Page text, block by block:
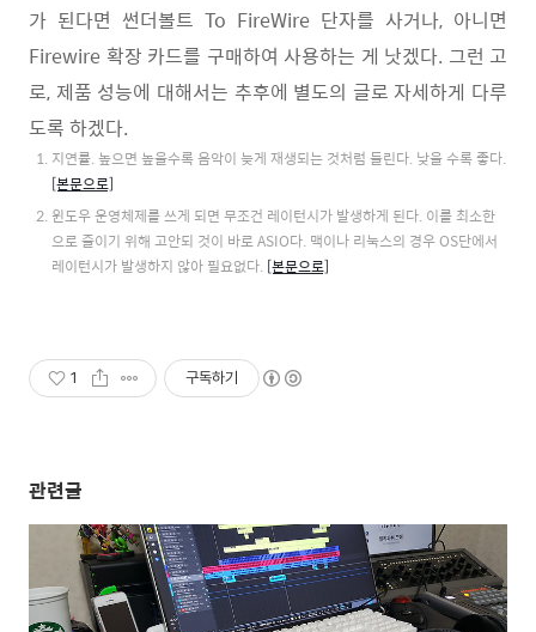
가 된다면 썬더볼트 To FireWire 단자를 사거나, 아니면
Firewire 확장 카드를 구매하여 사용하는 게 낫겠다. 그런 고
로, 제품 성능에 대해서는 추후에 별도의 글로 자세하게 다루
도록 하겠다.
지연률. 높으면 높을수록 음악이 늦게 재생되는 것처럼 들린다. 낮을 수록 좋다.
[본문으로]
윈도우 운영체제를 쓰게 되면 무조건 레이턴시가 발생하게 된다. 이를 최소한
으로 줄이기 위해 고안되 것이 바로 ASIO다. 맥이나 리눅스의 경우 OS단에서
레이턴시가 발생하지 않아 필요없다. [본문으로]
1 구독하기
관련글